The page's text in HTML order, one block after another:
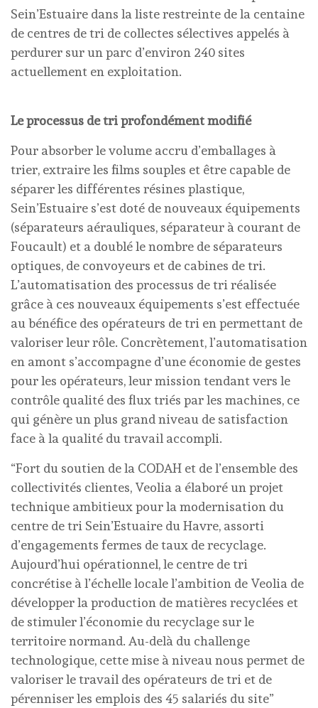
Sein’Estuaire dans la liste restreinte de la centaine
de centres de tri de collectes sélectives appelés à
perdurer sur un parc d’environ 240 sites
actuellement en exploitation.
Le processus de tri profondément modifié
Pour absorber le volume accru d’emballages à
trier, extraire les films souples et être capable de
séparer les différentes résines plastique,
Sein’Estuaire s’est doté de nouveaux équipements
(séparateurs aérauliques, séparateur à courant de
Foucault) et a doublé le nombre de séparateurs
optiques, de convoyeurs et de cabines de tri.
L’automatisation des processus de tri réalisée
grâce à ces nouveaux équipements s’est effectuée
au bénéfice des opérateurs de tri en permettant de
valoriser leur rôle. Concrètement, l’automatisation
en amont s’accompagne d’une économie de gestes
pour les opérateurs, leur mission tendant vers le
contrôle qualité des flux triés par les machines, ce
qui génère un plus grand niveau de satisfaction
face à la qualité du travail accompli.
“Fort du soutien de la CODAH et de l’ensemble des
collectivités clientes, Veolia a élaboré un projet
technique ambitieux pour la modernisation du
centre de tri Sein’Estuaire du Havre, assorti
d’engagements fermes de taux de recyclage.
Aujourd’hui opérationnel, le centre de tri
concrétise à l’échelle locale l’ambition de Veolia de
développer la production de matières recyclées et
de stimuler l’économie du recyclage sur le
territoire normand. Au-delà du challenge
technologique, cette mise à niveau nous permet de
valoriser le travail des opérateurs de tri et de
pérenniser les emplois des 45 salariés du site”